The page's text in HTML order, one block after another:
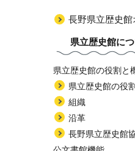
長野県立歴史館
県立歴史館に
県立歴史館の役割と
県立歴史館の役
組織
沿革
長野県立歴史館